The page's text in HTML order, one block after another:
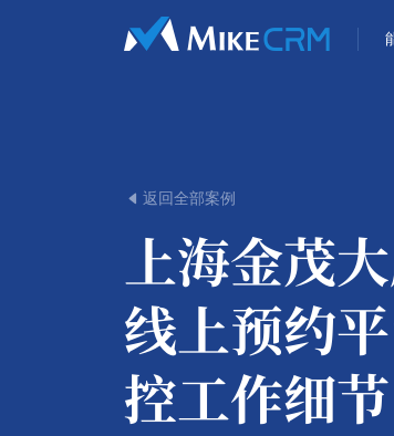
 返回全部案例
上海金茂大
线上预约
控工作细节